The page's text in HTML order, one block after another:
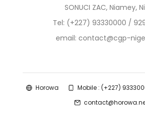
SONUCI ZAC, Niamey,
Tel: (+227) 93330000 /
email: contact@cgp-
Horowa
Mobile : (+227)